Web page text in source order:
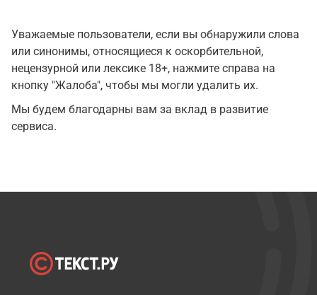
Уважаемые пользователи, если вы обнаружили слова
или синонимы, относящиеся к оскорбительной,
нецензурной или лексике 18+, нажмите справа на
кнопку "Жалоба", чтобы мы могли удалить их.
Мы будем благодарны вам за вклад в развитие
сервиса.